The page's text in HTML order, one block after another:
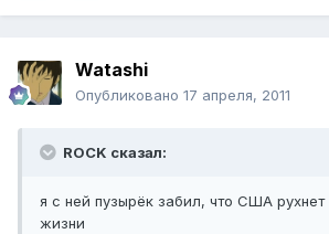
Watashi
Опубликовано 17 апреля, 2011
ROCK сказал:
я с ней пузырёк забил, что США
жизни